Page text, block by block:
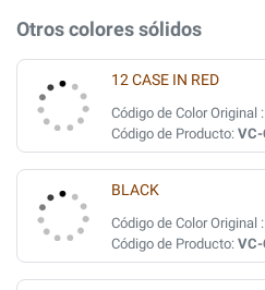
Otros colores sólidos
12 CASE IN RED
Código de Color Original :
Código de Producto: VC-
BLACK
Código de Color Original :
Código de Producto: VC-